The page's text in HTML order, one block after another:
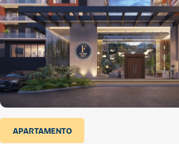
APARTAMENTO